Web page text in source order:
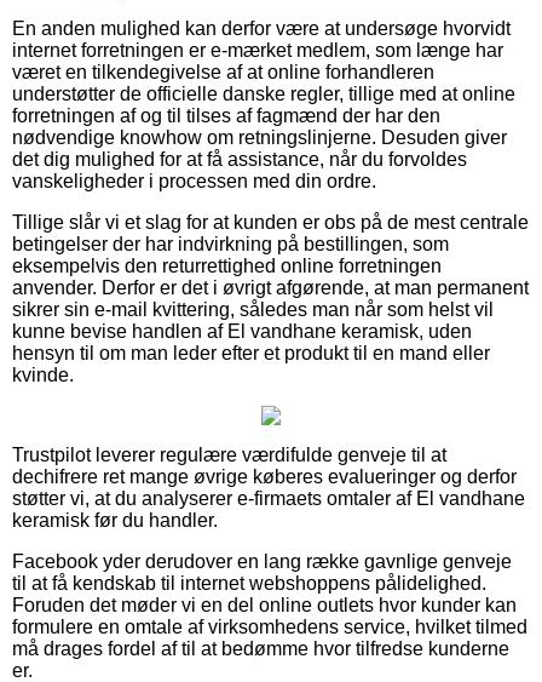
En anden mulighed kan derfor være at undersøge hvorvidt
internet forretningen er e-mærket medlem, som længe har
været en tilkendegivelse af at online forhandleren
understøtter de officielle danske regler, tillige med at online
forretningen af og til tilses af fagmænd der har den
nødvendige knowhow om retningslinjerne. Desuden giver
det dig mulighed for at få assistance, når du forvoldes
vanskeligheder i processen med din ordre.
Tillige slår vi et slag for at kunden er obs på de mest centrale
betingelser der har indvirkning på bestillingen, som
eksempelvis den returrettighed online forretningen
anvender. Derfor er det i øvrigt afgørende, at man permanent
sikrer sin e-mail kvittering, således man når som helst vil
kunne bevise handlen af El vandhane keramisk, uden
hensyn til om man leder efter et produkt til en mand eller
kvinde.
Trustpilot leverer regulære værdifulde genveje til at
dechifrere ret mange øvrige køberes evalueringer og derfor
støtter vi, at du analyserer e-firmaets omtaler af El vandhane
keramisk før du handler.
Facebook yder derudover en lang række gavnlige genveje
til at få kendskab til internet webshoppens pålidelighed.
Foruden det møder vi en del online outlets hvor kunder kan
formulere en omtale af virksomhedens service, hvilket tilmed
må drages fordel af til at bedømme hvor tilfredse kunderne
er.